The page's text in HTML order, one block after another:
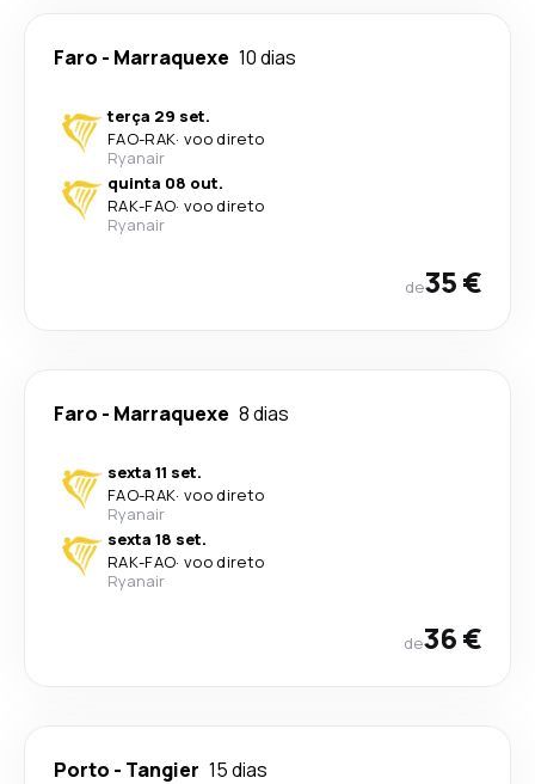
Faro - Marraquexe 10 dias
terça 29 set.
FAO-RAK· voo direto
Ryanair
quinta 08 out.
RAK-FAO· voo direto
Ryanair
de35 €
Faro - Marraquexe 8 dias
sexta 11 set.
FAO-RAK· voo direto
Ryanair
sexta 18 set.
RAK-FAO· voo direto
Ryanair
de36 €
Porto - Tangier 15 dias